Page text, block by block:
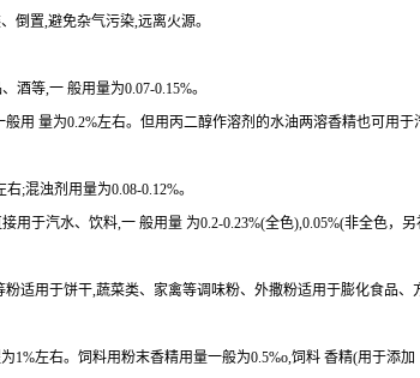
倒置,避免杂气污染,远离火源。
酒等,一 般用量为0.07-0.15%。
用 量为0.2%左右。但用丙二醇作溶剂的水油两溶香精也可用于
;混浊剂用量为0.08-0.12%。
用于汽水、饮料,一 般用量 为0.2-0.23%(全色),0.05%(非全色，另
适用于饼干,蔬菜类、家禽等调味粉、外撒粉适用于膨化食品、
1%左右。饲料用粉末香精用量一般为0.5%o,饲料 香精(用于添加